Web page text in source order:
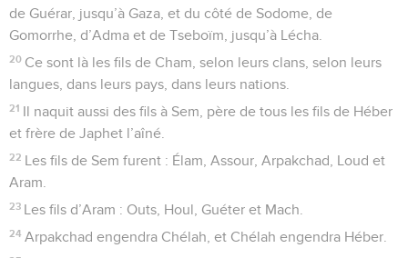
de Guérar, jusqu’à Gaza, et du côté de Sodome, de
Gomorrhe, d’Adma et de Tseboïm, jusqu’à Lécha.
20 Ce sont là les fils de Cham, selon leurs clans, selon leurs
langues, dans leurs pays, dans leurs nations.
21 Il naquit aussi des fils à Sem, père de tous les fils de Héber
et frère de Japhet l’aîné.
22 Les fils de Sem furent : Élam, Assour, Arpakchad, Loud et
Aram.
23 Les fils d’Aram : Outs, Houl, Guéter et Mach.
24 Arpakchad engendra Chélah, et Chélah engendra Héber.